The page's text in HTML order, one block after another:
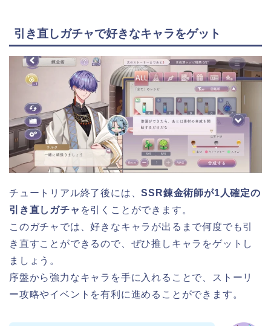
引き直しガチャで好きなキャラをゲット
チュートリアル終了後には、SSR錬金術師が1人確定の
引き直しガチャ を引くことができます。
このガチャでは、好きなキャラが出るまで何度でも引
き直すことができるので、ぜひ推しキャラをゲットし
ましょう。
序盤から強力なキャラを手に入れることで、ストーリ
ー攻略やイベントを有利に進めることができます。